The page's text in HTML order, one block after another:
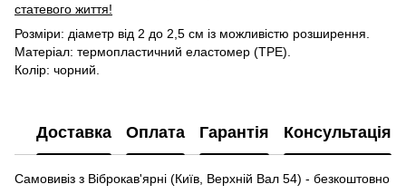
статевого життя!
Розміри: діаметр від 2 до 2,5 см із можливістю розширення.
Матеріал: термопластичний еластомер (TPE).
Колір: чорний.
Доставка Оплата Гарантія Консультація
Самовивіз з Віброкав'ярні (Київ, Верхній Вал 54) - безкоштовно